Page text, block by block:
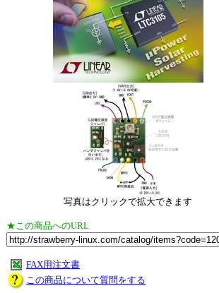
写真はクリックで拡大できます
★この商品へのURL
FAX用注文書
この商品について質問をする